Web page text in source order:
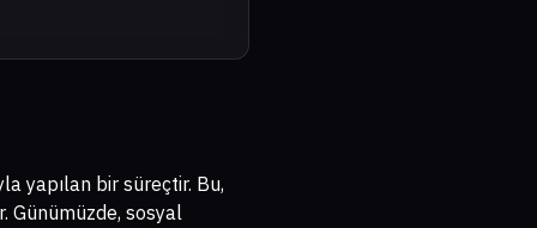
yapılan bir süreçtir. Bu,
Günümüzde, sosyal